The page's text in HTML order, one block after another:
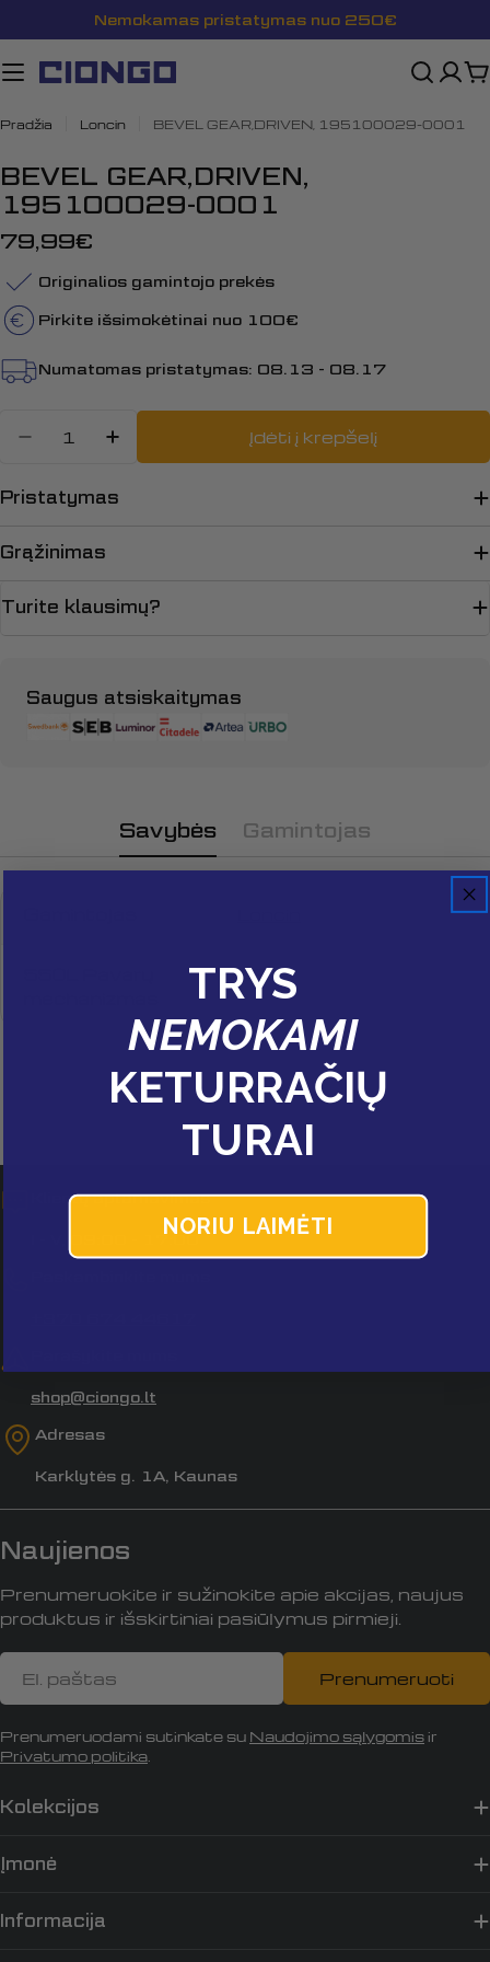
prie
turinio
Nemokamas pristatymas nuo 250€
Pradžia Loncin BEVEL GEAR,DRIVEN, 195100029-0001
BEVEL GEAR,DRIVEN,
195100029-0001
Įprasta
kaina
79,99€
Originalios gamintojo prekės
Pirkite išsimokėtinai nuo 100€
Numatomas pristatymas: 08.13 - 08.17
Sumažinti kiekį: BEVEL
Padidinti BEVEL
Įdėti į krepšelį
Pristatymas
Grąžinimas
Turite klausimų?
Jūsų
telefonas
Laukai, pažymėti *, yra privalomi.
Saugus atsiskaitymas
Apmokėjimo
būdai
Savybės Gamintojas
46
Klientų aptarnavimas
I - V, 09:00 - 17:00
shop@ciongo.lt
Adresas
Karklytės g. 1A, Kaunas
Kolekcijos
Įmonė
Informacija
Naujienos
Prenumeruokite ir sužinokite apie akcijas, naujus
produktus ir išskirtiniai pasiūlymus pirmieji.
El.
paštas
Prenumeruoti
Prenumeruodami sutinkate su Naudojimo sąlygomis ir
Privatumo politika
TRYS
NEMOKAMI
KETURRAČIŲ
TURAI
NORIU LAIMĖTI